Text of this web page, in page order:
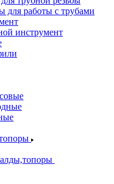
для работы с трубами
инструмент